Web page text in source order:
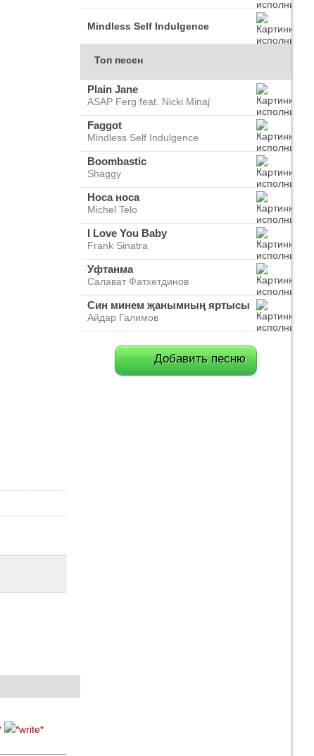
Mindless Self Indulgence
Топ песен
Plain Jane
ASAP Ferg feat. Nicki Minaj
Faggot
Mindless Self Indulgence
Boombastic
Shaggy
Носа носа
Michel Telo
I Love You Baby
Frank Sinatra
Уфтанма
Салават Фатхетдинов
Син минем җанымның яртысы
Айдар Галимов
Добавить песню